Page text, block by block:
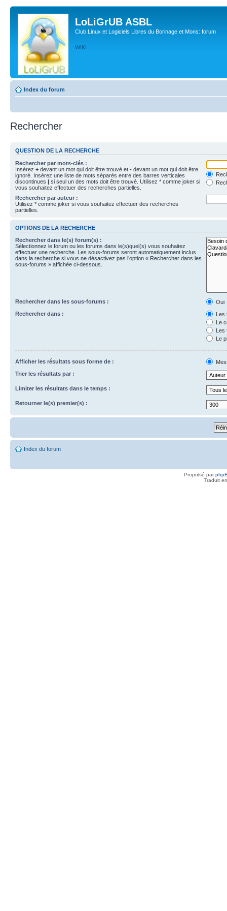
LoLiGrUB ASBL
Club Linux et Logiciels Libres du Borinage et Mons: forum
WIKI
Index du forum
Rechercher
QUESTION DE LA RECHERCHE
Rechercher par mots-clés :
Insérez + devant un mot qui doit être trouvé et - devant un mot qui doit être
ignoré. Insérez une liste de mots séparés entre des barres verticales
discontinues | si seul un des mots doit être trouvé. Utilisez * comme joker si
vous souhaitez effectuer des recherches partielles.
Rechercher par auteur :
Utilisez * comme joker si vous souhaitez effectuer des recherches
partielles.
OPTIONS DE LA RECHERCHE
Rechercher dans le(s) forum(s) :
Sélectionnez le forum ou les forums dans le(s)quel(s) vous souhaitez
effectuer une recherche. Les sous-forums seront automatiquement inclus
dans la recherche si vous ne désactivez pas l’option « Rechercher dans les
sous-forums » affichée ci-dessous.
Rechercher dans les sous-forums :
Oui
Rechercher dans :
Les
Le
Les
Le
Afficher les résultats sous forme de :
Trier les résultats par :
Limiter les résultats dans le temps :
Retourner le(s) premier(s) :
Index du forum
Propulsé par
Traduit